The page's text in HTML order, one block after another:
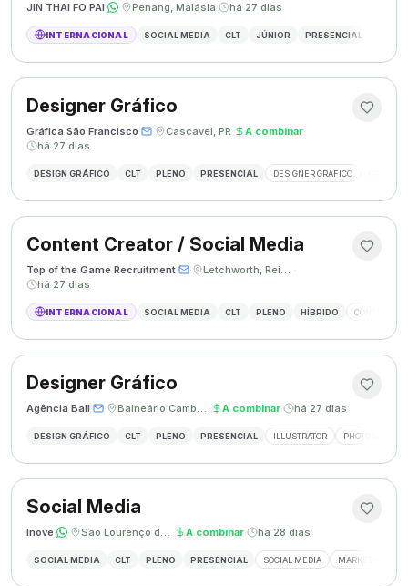
JIN THAI FO PAI· · Penang, Malásia· há 27 dias
INTERNACIONAL SOCIAL MEDIA CLT JÚNIOR PRESENCIAL
Designer Gráfico
Gráfica São Francisco· · Cascavel, PR· A combinar·
há 27 dias
DESIGN GRÁFICO CLT PLENO PRESENCIAL DESIGNER GRÁFICO
Content Creator / Social Media
Top of the Game Recruitment· · Letchworth, Reino Unido ·
há 27 dias
INTERNACIONAL SOCIAL MEDIA CLT PLENO HÍBRIDO CONTENT
Designer Gráfico
Agência Ball· · Balneário Camboriú, SC · A combinar· há 27 dias
DESIGN GRÁFICO CLT PLENO PRESENCIAL ILLUSTRATOR PHOTOSHOP
Social Media
Inove· · São Lourenço do Oeste, SC · A combinar· há 28 dias
SOCIAL MEDIA CLT PLENO PRESENCIAL SOCIAL MEDIA MARKETING